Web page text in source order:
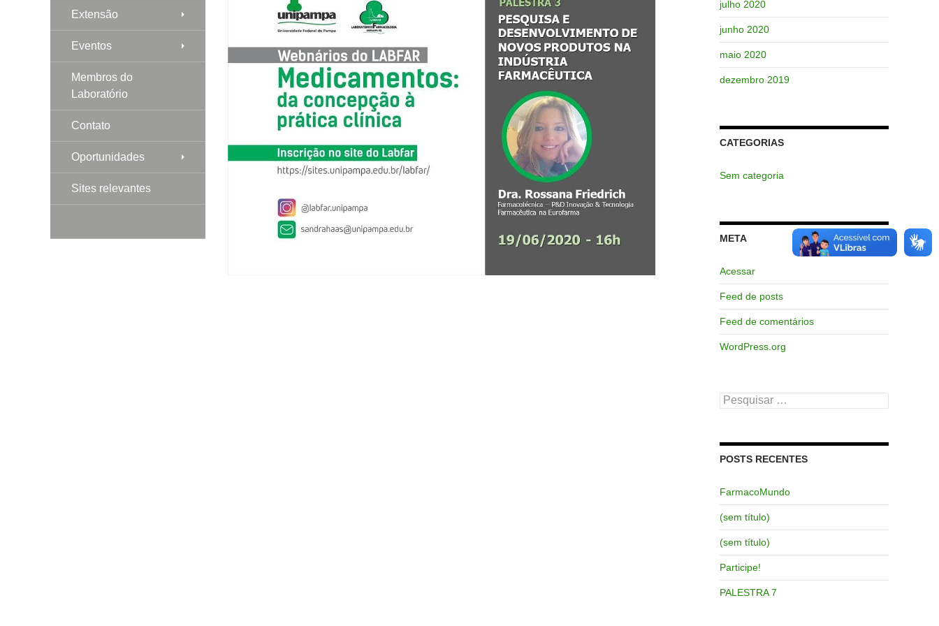
julho 2020
junho 2020
maio 2020
dezembro 2019
CATEGORIAS
Sem categoria
META
Acessar
Feed de posts
Feed de comentários
WordPress.org
Pesquisar
por:
POSTS RECENTES
FarmacoMundo
(sem título)
(sem título)
Participe!
PALESTRA 7
Extensão
Eventos
Membros do
Laboratório
Contato
Oportunidades
Sites relevantes